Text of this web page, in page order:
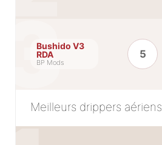
Bushido V3
RDA
BP Mods
5
Meilleurs drippers aériens